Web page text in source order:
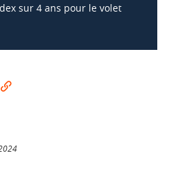
sur 4 ans pour le volet
sur Facebook
sur LinkedIn